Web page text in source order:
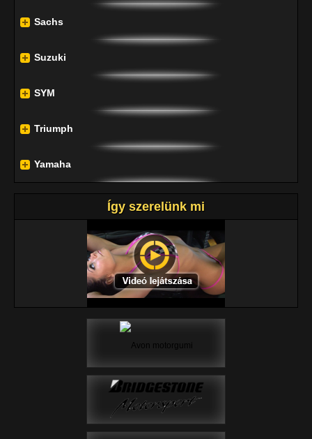
Sachs
Suzuki
SYM
Triumph
Yamaha
Így szerelünk mi